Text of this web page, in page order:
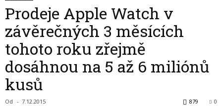
Prodeje Apple Watch v
závěrečných 3 měsících
tohoto roku zřejmě
dosáhnou na 5 až 6 miliónů
kusů
Od - 7.12.2015 0
879